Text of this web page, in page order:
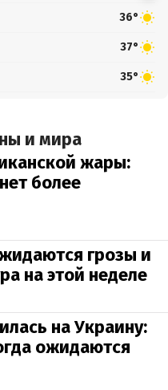
36°
37°
35°
и мира
жары:
более
грозы и
на этой неделе
на Украину:
ожидаются